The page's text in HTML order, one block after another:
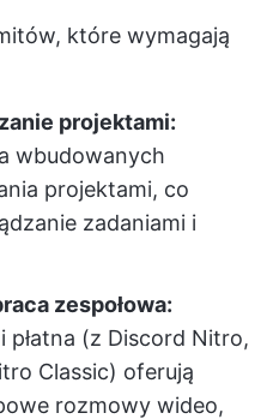
które wymagają
projektami:
wbudowanych
projektami, co
zadaniami i
zespołowa:
płatna (z Discord Nitro,
Classic) oferują
rozmowy wideo,